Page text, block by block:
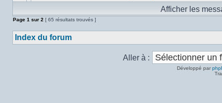
Afficher les
Page 1 sur 2 [ 65 résultats trouvés ]
Index du forum
Aller à :
Développé par